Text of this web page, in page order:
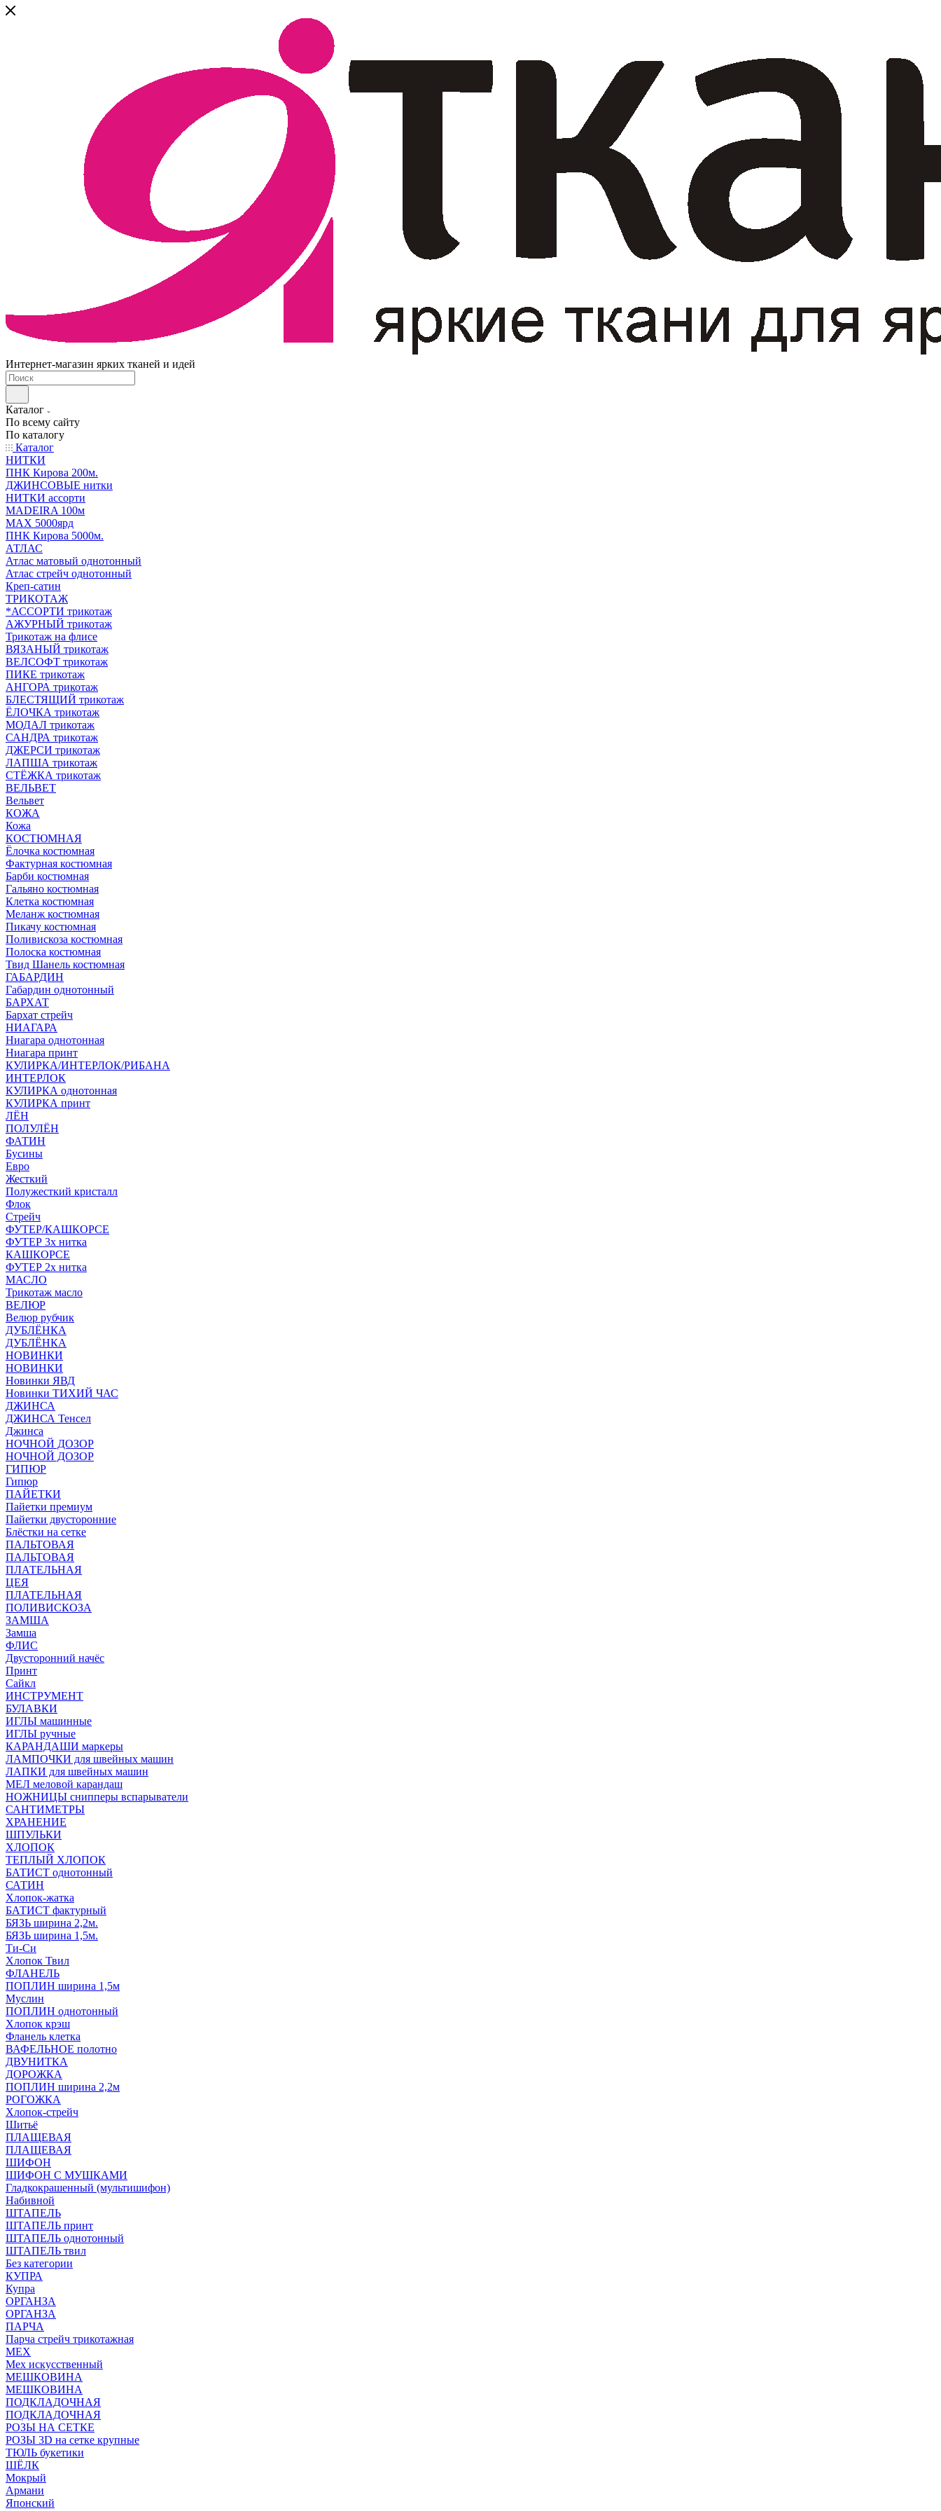
Интернет-магазин ярких тканей и идей
Каталог
По всему сайту
По каталогу
Каталог
НИТКИ
ПНК Кирова 200м.
ДЖИНСОВЫЕ нитки
НИТКИ ассорти
MADEIRA 100м
МАХ 5000ярд
ПНК Кирова 5000м.
АТЛАС
Атлас матовый однотонный
Атлас стрейч однотонный
Креп-сатин
ТРИКОТАЖ
*АССОРТИ трикотаж
АЖУРНЫЙ трикотаж
Трикотаж на флисе
ВЯЗАНЫЙ трикотаж
ВЕЛСОФТ трикотаж
ПИКЕ трикотаж
АНГОРА трикотаж
БЛЕСТЯЩИЙ трикотаж
ЁЛОЧКА трикотаж
МОДАЛ трикотаж
САНДРА трикотаж
ДЖЕРСИ трикотаж
ЛАПША трикотаж
СТЁЖКА трикотаж
ВЕЛЬВЕТ
Вельвет
КОЖА
Кожа
КОСТЮМНАЯ
Ёлочка костюмная
Фактурная костюмная
Барби костюмная
Гальяно костюмная
Клетка костюмная
Меланж костюмная
Пикачу костюмная
Поливискоза костюмная
Полоска костюмная
Твид Шанель костюмная
ГАБАРДИН
Габардин однотонный
БАРХАТ
Бархат стрейч
НИАГАРА
Ниагара однотонная
Ниагара принт
КУЛИРКА/ИНТЕРЛОК/РИБАНА
ИНТЕРЛОК
КУЛИРКА однотонная
КУЛИРКА принт
ЛЁН
ПОЛУЛЁН
ФАТИН
Бусины
Евро
Жесткий
Полужесткий кристалл
Флок
Стрейч
ФУТЕР/КАШКОРСЕ
ФУТЕР 3х нитка
КАШКОРСЕ
ФУТЕР 2х нитка
МАСЛО
Трикотаж масло
ВЕЛЮР
Велюр рубчик
ДУБЛЁНКА
ДУБЛЁНКА
НОВИНКИ
НОВИНКИ
Новинки ЯВД
Новинки ТИХИЙ ЧАС
ДЖИНСА
ДЖИНСА Тенсел
Джинса
НОЧНОЙ ДОЗОР
НОЧНОЙ ДОЗОР
ГИПЮР
Гипюр
ПАЙЕТКИ
Пайетки премиум
Пайетки двусторонние
Блёстки на сетке
ПАЛЬТОВАЯ
ПАЛЬТОВАЯ
ПЛАТЕЛЬНАЯ
ЦЕЯ
ПЛАТЕЛЬНАЯ
ПОЛИВИСКОЗА
ЗАМША
Замша
ФЛИС
Двусторонний начёс
Принт
Сайкл
ИНСТРУМЕНТ
БУЛАВКИ
ИГЛЫ машинные
ИГЛЫ ручные
КАРАНДАШИ маркеры
ЛАМПОЧКИ для швейных машин
ЛАПКИ для швейных машин
МЕЛ меловой карандаш
НОЖНИЦЫ снипперы вспарыватели
САНТИМЕТРЫ
ХРАНЕНИЕ
ШПУЛЬКИ
ХЛОПОК
ТЕПЛЫЙ ХЛОПОК
БАТИСТ однотонный
САТИН
Хлопок-жатка
БАТИСТ фактурный
БЯЗЬ ширина 2,2м.
БЯЗЬ ширина 1,5м.
Ти-Си
Хлопок Твил
ФЛАНЕЛЬ
ПОПЛИН ширина 1,5м
Муслин
ПОПЛИН однотонный
Хлопок крэш
Фланель клетка
ВАФЕЛЬНОЕ полотно
ДВУНИТКА
ДОРОЖКА
ПОПЛИН ширина 2,2м
РОГОЖКА
Хлопок-стрейч
Шитьё
ПЛАЩЕВАЯ
ПЛАЩЕВАЯ
ШИФОН
ШИФОН С МУШКАМИ
Гладкокрашенный (мультишифон)
Набивной
ШТАПЕЛЬ
ШТАПЕЛЬ принт
ШТАПЕЛЬ однотонный
ШТАПЕЛЬ твил
Без категории
КУПРА
Купра
ОРГАНЗА
ОРГАНЗА
ПАРЧА
Парча стрейч трикотажная
МЕХ
Мех искусственный
МЕШКОВИНА
МЕШКОВИНА
ПОДКЛАДОЧНАЯ
ПОДКЛАДОЧНАЯ
РОЗЫ НА СЕТКЕ
РОЗЫ 3D на сетке крупные
ТЮЛЬ букетики
ШЁЛК
Мокрый
Армани
Японский